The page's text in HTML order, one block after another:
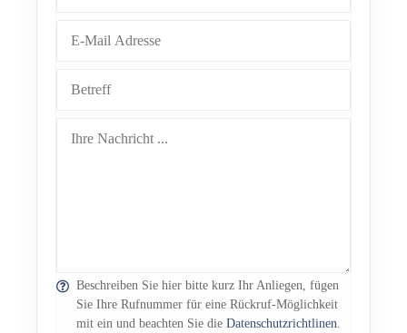
Beschreiben Sie hier bitte kurz Ihr Anliegen, fügen
Sie Ihre Rufnummer für eine Rückruf-Möglichkeit
mit ein und beachten Sie die Datenschutzrichtlinen